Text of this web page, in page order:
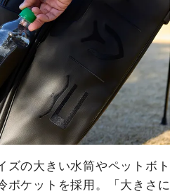
ズの大きい水筒やペットボト
ポケットを採用。「大きさに